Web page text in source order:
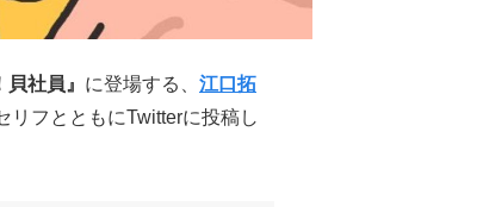
貝社員』 に登場する、 江口拓
リフとともにTwitterに投稿し